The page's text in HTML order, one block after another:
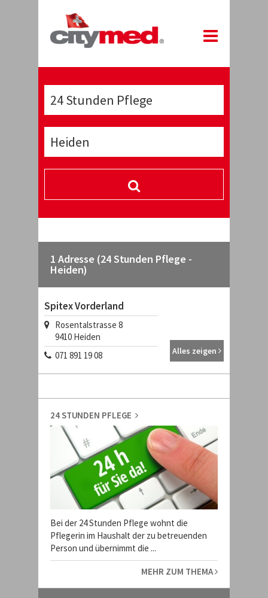
1 Adresse (24 Stunden Pflege -
Heiden)
Spitex Vorderland
Rosentalstrasse 8
9410 Heiden
071 891 19 08
Alles zeigen
24 STUNDEN PFLEGE
Bei der 24 Stunden Pflege wohnt die
Pflegerin im Haushalt der zu betreuenden
Person und übernimmt die ...
MEHR ZUM THEMA